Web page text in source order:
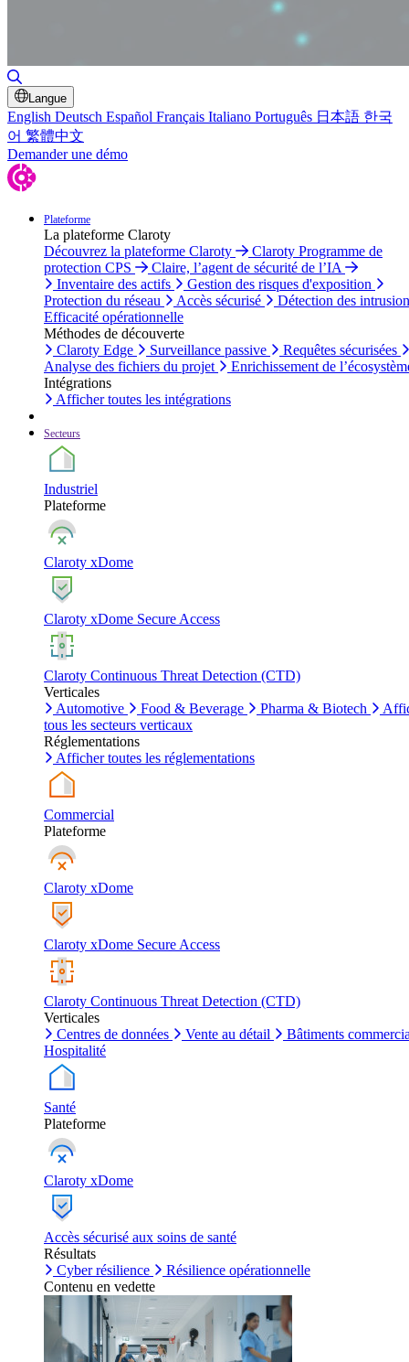
Langue
English Deutsch Español Français Italiano Português 日本語 한국
어 繁體中文
Demander une démo
Plateforme
La plateforme Claroty
Découvrez la plateforme Claroty
Claroty Programme de
protection CPS
Claire, l’agent de sécurité de l’IA
Inventaire des actifs
Gestion des risques d'exposition
Protection du réseau
Accès sécurisé
Détection des
Efficacité opérationnelle
Méthodes de découverte
Claroty Edge
Surveillance passive
Requêtes sécurisées
Analyse des fichiers du projet
Enrichissement de
Intégrations
Afficher toutes les intégrations
Secteurs
Industriel
Plateforme
Claroty xDome
Claroty xDome Secure Access
Claroty Continuous Threat Detection (CTD)
Verticales
Automotive
Food & Beverage Pharma & Biotech
tous les secteurs verticaux
Réglementations
Afficher toutes les réglementations
Commercial
Plateforme
Claroty xDome
Claroty xDome Secure Access
Claroty Continuous Threat Detection (CTD)
Verticales
Centres de données
Vente au détail
Bâtiments
Hospitalité
Santé
Plateforme
Claroty xDome
Accès sécurisé aux soins de santé
Résultats
Cyber résilience
Résilience opérationnelle
Contenu en vedette